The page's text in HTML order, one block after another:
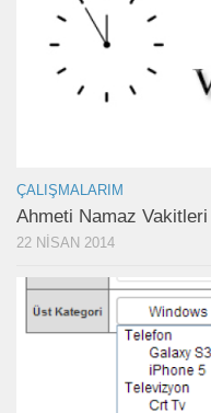
ÇALIŞMALARIM
Ahmeti Namaz
22 NISAN 2014